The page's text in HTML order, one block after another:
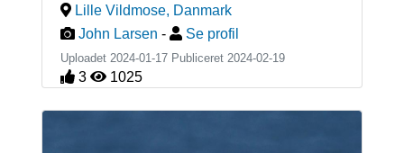
Lille Vildmose, Danmark
John Larsen - Se profil
Uploadet 2024-01-17 Publiceret 2024-02-19
3 1025